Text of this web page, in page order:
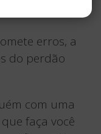
erros, a
do perdão
com uma
faça você